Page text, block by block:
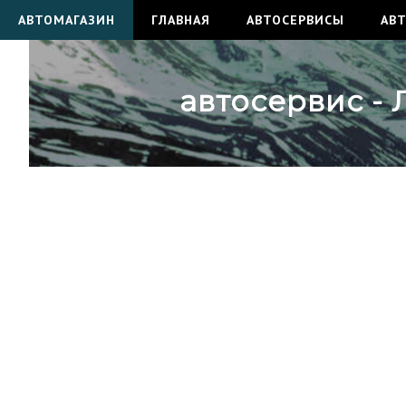
АВТОМАГАЗИН ГЛАВНАЯ АВТОСЕРВИСЫ
автосервис -